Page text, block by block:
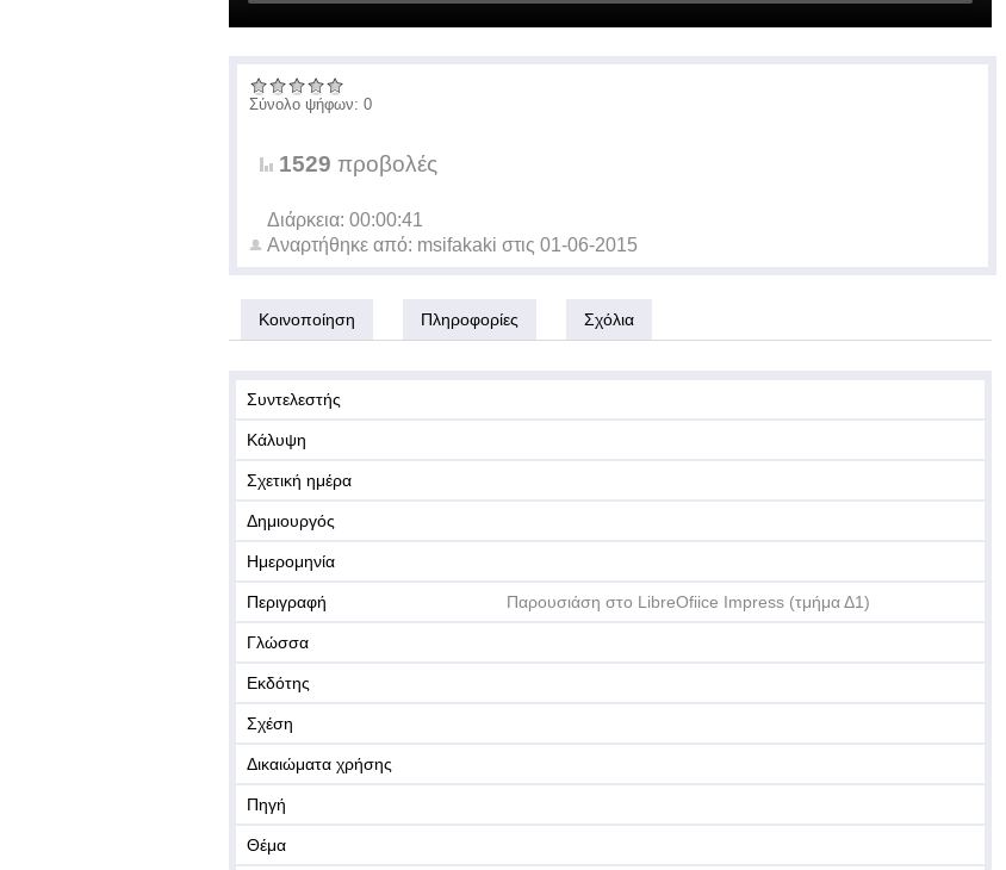
Σύνολο ψήφων: 0
1529 προβολές
Διάρκεια: 00:00:41
Αναρτήθηκε από: msifakaki στις 01-06-2015
Κοινοποίηση Πληροφορίες Σχόλια
Συντελεστής
Κάλυψη
Σχετική ημέρα
Δημιουργός
Ημερομηνία
Περιγραφή Παρουσιάση στο LibreOfiice Impress (τμήμα Δ1)
Γλώσσα
Εκδότης
Σχέση
Δικαιώματα χρήσης
Πηγή
Θέμα